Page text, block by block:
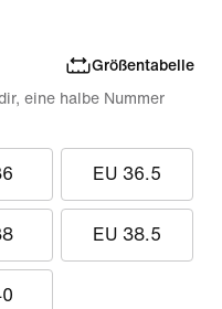
Größentabelle
EU 36.5
EU 38.5
eine halbe Nummer